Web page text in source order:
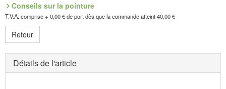
Fabricant : idéalsko S.A.R.L., Rue de l'Industrie, F-67160
Wissembourg, E-mail : service@idealsko.fr
Conseils sur la pointure
T.V.A. comprise + 0,00 € de port dès que la commande atteint 40,00 €
Retour
Détails de l'article